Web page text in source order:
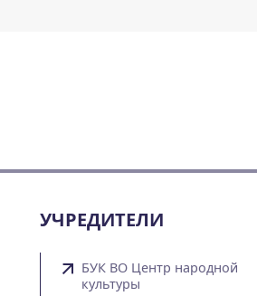
УЧРЕДИТЕЛИ
БУК ВО Центр народной
культуры